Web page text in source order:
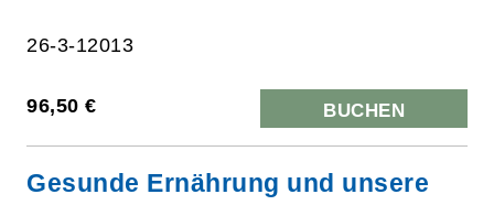
26-3-12013
96,50 € BUCHEN
Gesunde Ernährung und unsere